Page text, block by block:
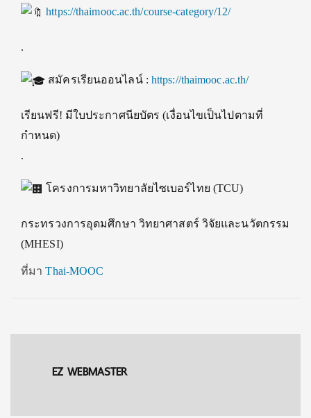
https://thaimooc.ac.th/course-category/12/
.
สมัครเรียนออนไลน์ : https://thaimooc.ac.th/
เรียนฟรี! มีใบประกาศนียบัตร (เงื่อนไขเป็นไปตามที่
กำหนด)
.
โครงการมหาวิทยาลัยไซเบอร์ไทย (TCU)
กระทรวงการอุดมศึกษา วิทยาศาสตร์ วิจัยและนวัตกรรม
(MHESI)
ที่มาThai-MOOC
EZ WEBMASTER